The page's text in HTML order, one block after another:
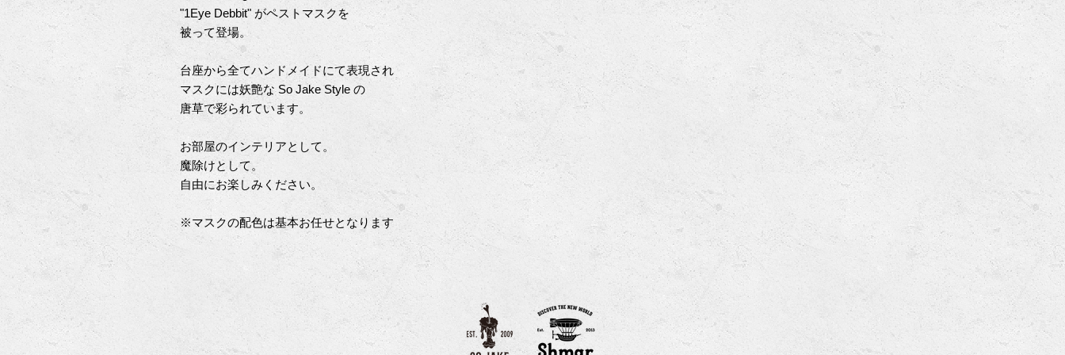
"1Eye Debbit" がペストマスクを
被って登場。
台座から全てハンドメイドにて表現され
マスクには妖艶な So Jake Style の
唐草で彩られています。
お部屋のインテリアとして。
魔除けとして。
自由にお楽しみください。
※マスクの配色は基本お任せとなります